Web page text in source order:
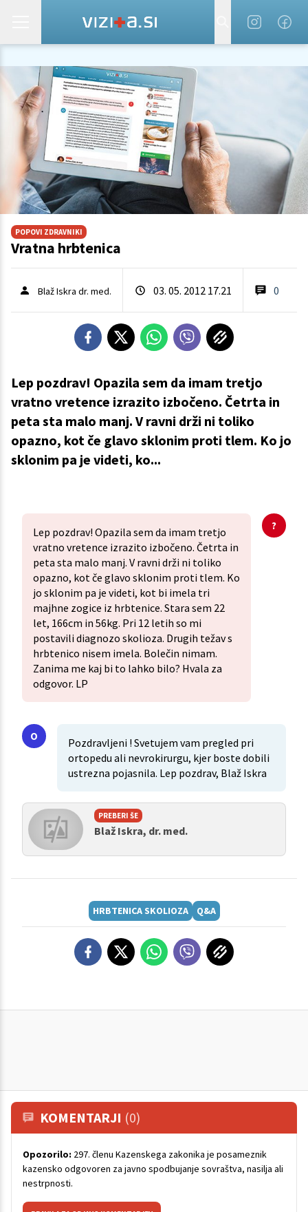
POPOVI ZDRAVNIKI
Vratna hrbtenica
Blaž Iskra dr. med. 03. 05. 2012 17.21 0
Lep pozdrav! Opazila sem da imam tretjo
vratno vretence izrazito izbočeno. Četrta in
peta sta malo manj. V ravni drži ni toliko
opazno, kot če glavo sklonim proti tlem. Ko jo
sklonim pa je videti, ko...
Lep pozdrav! Opazila sem da imam tretjo
vratno vretence izrazito izbočeno. Četrta in
peta sta malo manj. V ravni drži ni toliko
opazno, kot če glavo sklonim proti tlem. Ko
jo sklonim pa je videti, kot bi imela tri
majhne zogice iz hrbtenice. Stara sem 22
let, 166cm in 56kg. Pri 12 letih so mi
postavili diagnozo skolioza. Drugih težav s
hrbtenico nisem imela. Bolečin nimam.
Zanima me kaj bi to lahko bilo? Hvala za
odgovor. LP
Pozdravljeni ! Svetujem vam pregled pri
ortopedu ali nevrokirurgu, kjer boste dobili
ustrezna pojasnila. Lep pozdrav, Blaž Iskra
PREBERI ŠE
Blaž Iskra, dr. med.
HRBTENICA SKOLIOZA Q&A
KOMENTARJI (0)
Opozorilo: 297. členu Kazenskega zakonika je posameznik
kazensko odgovoren za javno spodbujanje sovraštva, nasilja ali
nestrpnosti.